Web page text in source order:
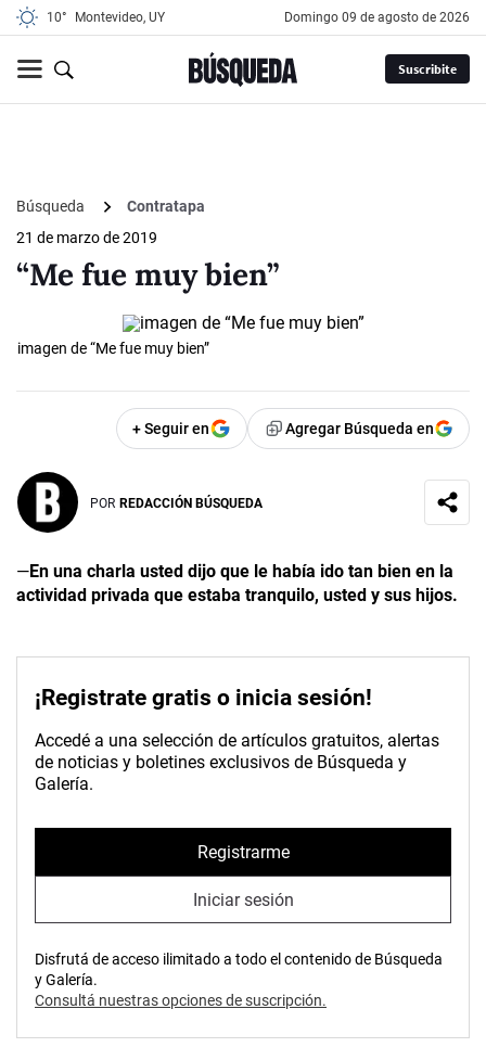
10° Montevideo, UY domingo 09 de agosto de 2026
Suscribite
Búsqueda
Contratapa
21 de marzo de 2019
“Me fue muy bien”
imagen de “Me fue muy bien”
+ Seguir en Agregar Búsqueda en
POR REDACCIÓN BÚSQUEDA
—En una charla usted dijo que le había ido tan bien en la
actividad privada que estaba tranquilo, usted y sus hijos.
¡Registrate gratis o inicia sesión!
Accedé a una selección de artículos gratuitos, alertas
de noticias y boletines exclusivos de Búsqueda y
Galería.
Registrarme
Iniciar sesión
Disfrutá de acceso ilimitado a todo el contenido de Búsqueda
y Galería.
Consultá nuestras opciones de suscripción.